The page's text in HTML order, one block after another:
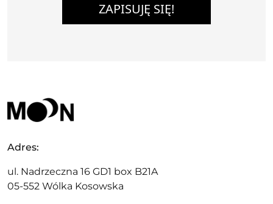
ZAPISUJĘ SIĘ!
Adres:
ul. Nadrzeczna 16 GD1 box B21A
05-552 Wólka Kosowska